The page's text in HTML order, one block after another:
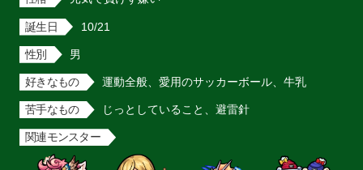
誕生日 10/21
性別 男
好きなもの 運動全般、愛用のサッカーボール、牛乳
苦手なもの じっとしていること、避雷針
関連モンスター